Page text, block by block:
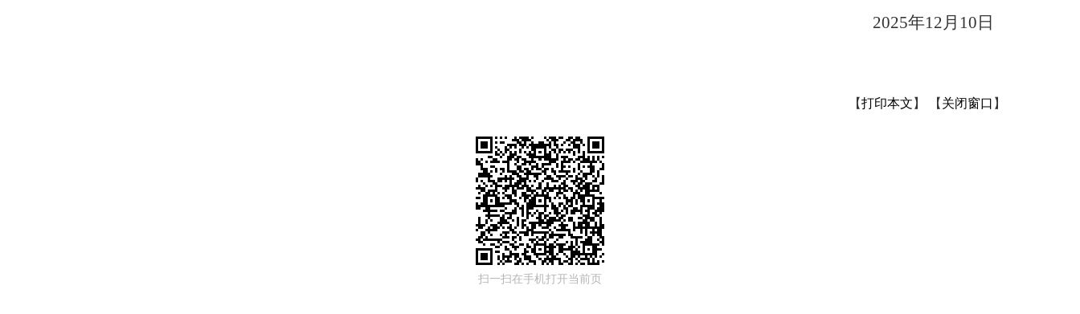
2025年12月10日
【打印本文 】 【 关闭窗口 】
扫一扫在手机打开当前页